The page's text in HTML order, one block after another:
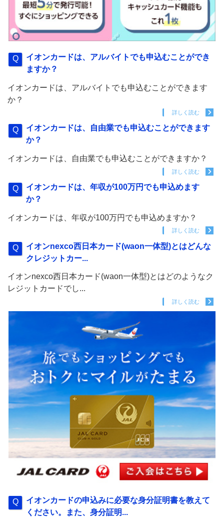
イオンカードは、アルバイトでも申込むことができ
ますか？
イオンカードは、アルバイトでも申込むことができます
か？
詳しく読む
イオンカードは、自由業でも申込むことができます
か？
イオンカードは、自由業でも申込むことができますか？
詳しく読む
イオンカードは、年収が100万円でも申込めます
か？
イオンカードは、年収が100万円でも申込めますか？
詳しく読む
イオンnexco西日本カード(waon一体型)とはどんな
クレジットカー...
イオンnexco西日本カード(waon一体型)とはどのようなク
レジットカードでし...
詳しく読む
イオンカードの申込みに必要な身分証明書を教えて
ください。また、身分証明...